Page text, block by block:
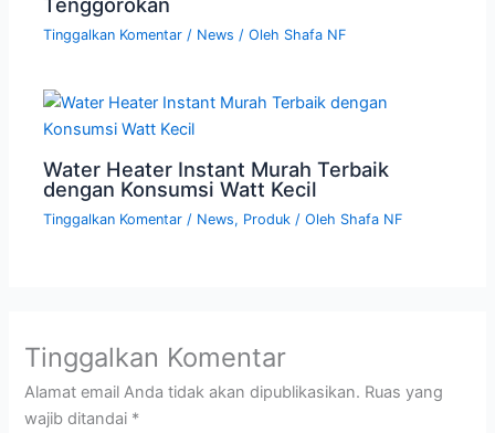
Tinggalkan Komentar / News / Oleh Shafa NF
Water Heater Instant Murah Terbaik
dengan Konsumsi Watt Kecil
Tinggalkan Komentar / News, Produk / Oleh Shafa NF
Tinggalkan Komentar
Alamat email Anda tidak akan dipublikasikan. Ruas yang
wajib ditandai *